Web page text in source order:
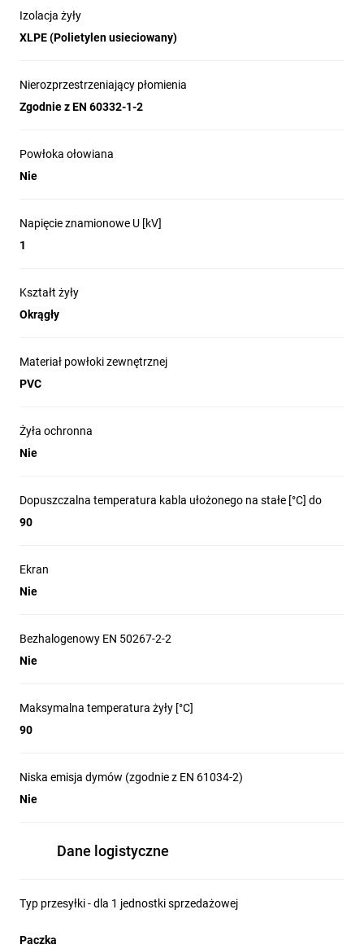
Izolacja żyły
XLPE (Polietylen usieciowany)
Nierozprzestrzeniający płomienia
Zgodnie z EN 60332-1-2
Powłoka ołowiana
Nie
Napięcie znamionowe U [kV]
1
Kształt żyły
Okrągły
Materiał powłoki zewnętrznej
PVC
Żyła ochronna
Nie
Dopuszczalna temperatura kabla ułożonego na stałe [°C] do
90
Ekran
Nie
Bezhalogenowy EN 50267-2-2
Nie
Maksymalna temperatura żyły [°C]
90
Niska emisja dymów (zgodnie z EN 61034-2)
Nie
Dane logistyczne
Typ przesyłki - dla 1 jednostki sprzedażowej
Paczka